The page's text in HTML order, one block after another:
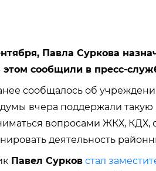
Павла Суркова
этом сообщили в пресс-
сообщалось об
вчера поддержали такую
вопросами ЖКХ, КДХ,
деятельность
Павел Сурков стал